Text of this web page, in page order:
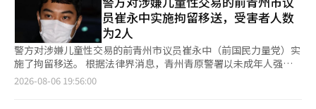
员崔永中实施拘留移送，受害者人数
为2人
警方对涉嫌儿童性交易的前青州市议员崔永中（前国民力量党）实
施了拘留移送。 根据法律界消息，青州青原警署以未成年人强
奸、制作性虐待物品、性交易诱导、性虐待目的对话、根据儿童福
2026-08-06 19:56:00